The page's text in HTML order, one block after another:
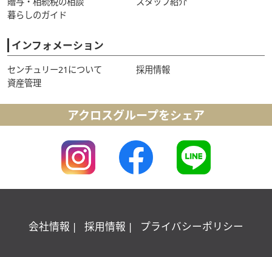
暮らしのガイド
インフォメーション
センチュリー21について
採用情報
資産管理
アクロスグループをシェア
会社情報 採用情報 プライバシーポリシー